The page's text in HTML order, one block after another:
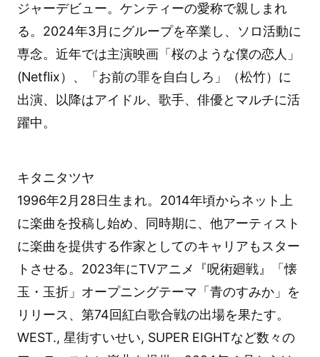
ジャーデビュー。ケンティーの愛称で親しまれ
る。2024年3月にグループを卒業し、ソロ活動に
専念。近年では主演映画「桜のような僕の恋人」
(Netflix）、「お前の罪を自白しろ」（松竹）に
出演、以降はアイドル、歌手、俳優とマルチに活
躍中。
キタニタツヤ
1996年2月28日生まれ。2014年頃からネット上
に楽曲を投稿し始め、同時期に、他アーティスト
に楽曲を提供する作家としてのキャリアもスター
トさせる。2023年にTVアニメ『呪術廻戦』「懐
玉・玉折」オープニングテーマ「青のすみか」を
リリース、第74回紅白歌合戦の出場を果たす。
WEST., 星街すいせい, SUPER EIGHTなど数々の